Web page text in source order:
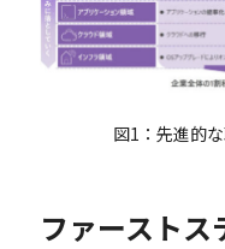
図1：先進的
ファーストス